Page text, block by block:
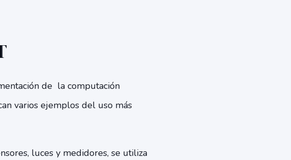
de la computación
varios ejemplos del uso más
luces y medidores, se utiliza